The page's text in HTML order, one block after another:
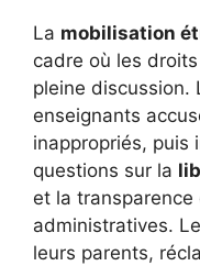
La mobilisation
cadre où les
pleine discussion.
enseignants
inappropriés, puis
questions sur la
et la transparence
administratives.
leurs parents,